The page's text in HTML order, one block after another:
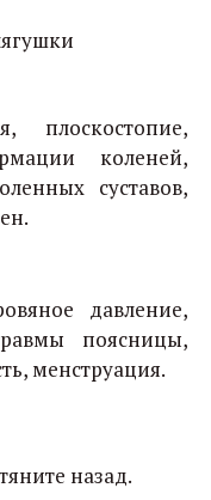
плоскостопие,
коленей,
суставов,
давление,
поясницы,
менструация.
назад.